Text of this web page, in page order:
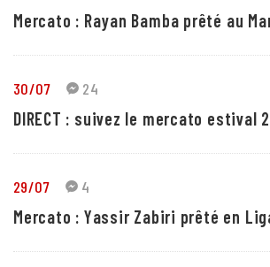
Mercato : Rayan Bamba prêté au
30/07 24
DIRECT : suivez le mercato estival
29/07 4
Mercato : Yassir Zabiri prêté en